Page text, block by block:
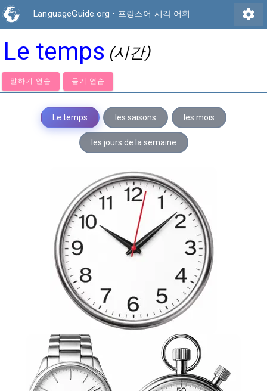
LanguageGuide.org • 프랑스어 시각 어휘 settings
Le temps (시간)
말하기 연습 듣기 연습
Le temps les saisons les mois
les jours de la semaine